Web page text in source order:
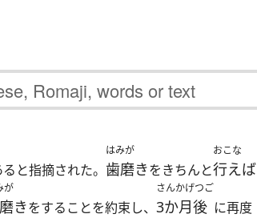
と指摘された。
はみが
歯磨きをきちんと
おこな
行えば
が
きをすることを約束し、
さんかげつご
3か月後 に再度